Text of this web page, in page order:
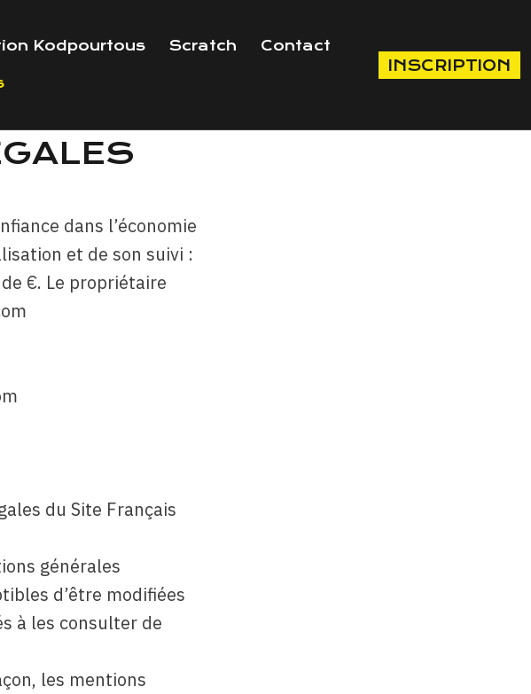
Kodpourtous Scratch Contact
INSCRIPTION
dans l’économie
et de son suivi :
€. Le propriétaire
du Site Français
générales
d’être modifiées
à les consulter de
les mentions